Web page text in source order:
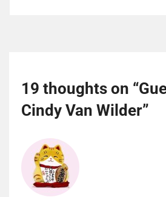
19 thoughts on “
Cindy Van Wilder”